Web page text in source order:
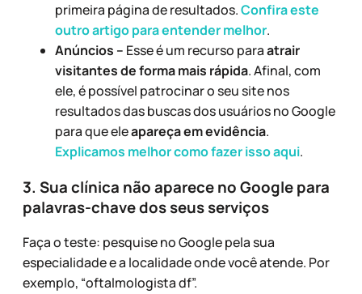
primeira página de resultados.Confira este
outro artigo para entender melhor.
Anúncios – Esse é um recurso paraatrair
visitantes de forma mais rápida. Afinal, com
ele, é possível patrocinar o seu site nos
resultados das buscas dos usuários no Google
para que eleapareça em evidência.
Explicamos melhor como fazer isso aqui.
3. Sua clínica não aparece no Google para
palavras-chave dos seus serviços
Faça o teste: pesquise no Google pela sua
especialidade e a localidade onde você atende. Por
exemplo, “oftalmologista df”.